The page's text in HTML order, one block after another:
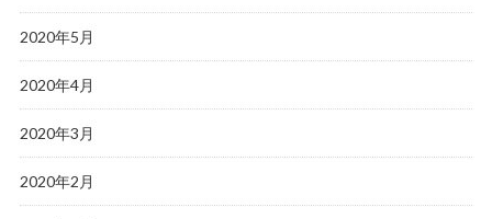
2020年5月
2020年4月
2020年3月
2020年2月